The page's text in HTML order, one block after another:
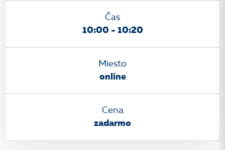
Čas
10:00 - 10:20
Miesto
online
Cena
zadarmo